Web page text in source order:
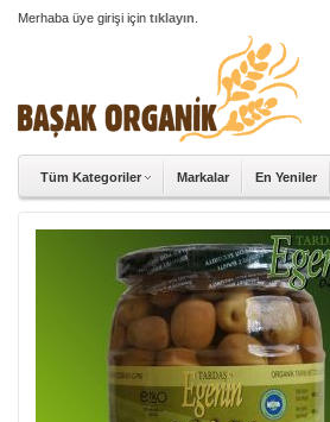
Merhaba üye girişi için tıklayın
Tüm Kategoriler Markalar En Yeniler